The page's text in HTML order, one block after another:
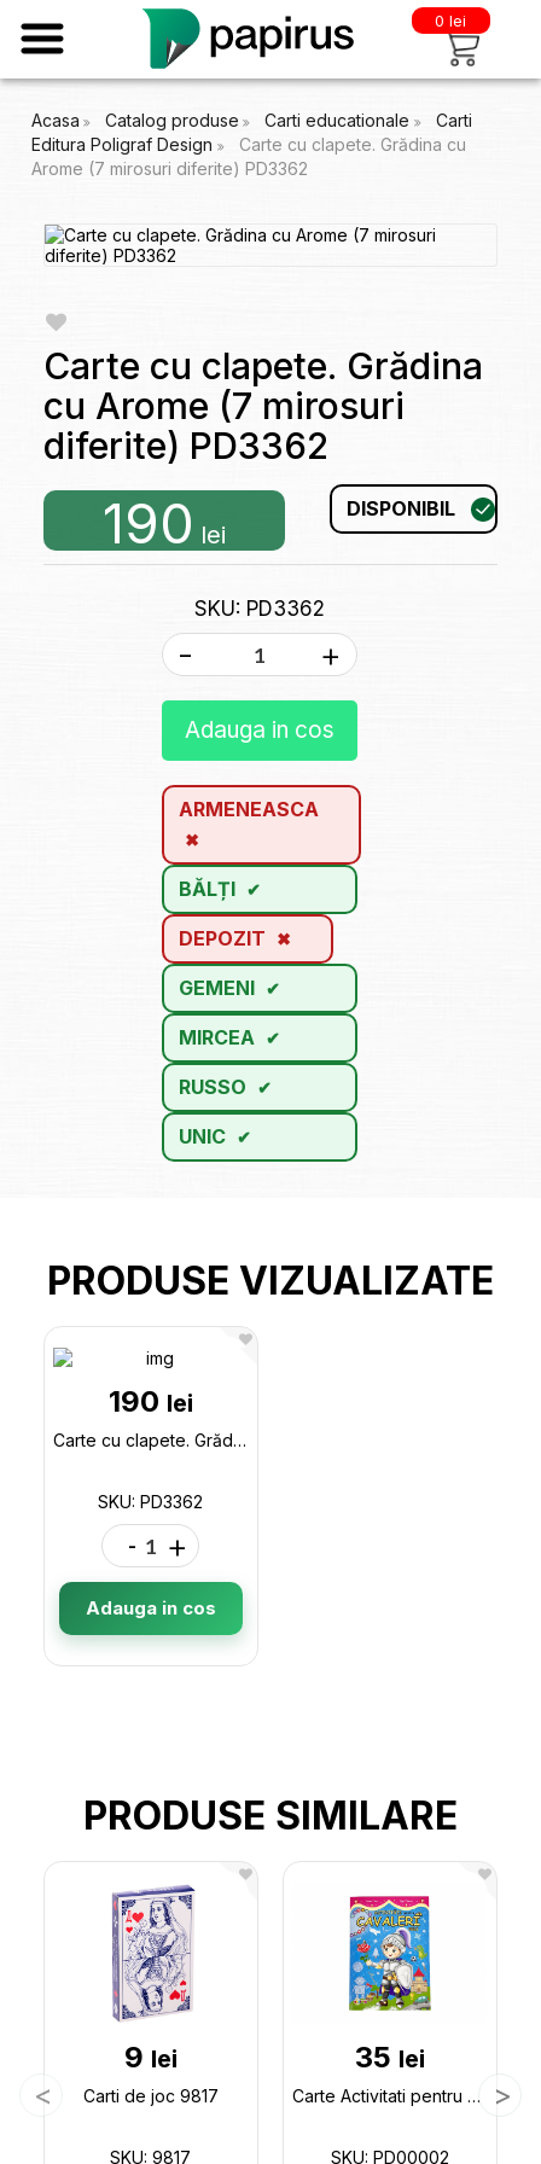
0 lei
Acasa Catalog produse Carti educationale
Carti
Editura Poligraf Design
Carte cu clapete. Grădina cu
Arome (7 mirosuri diferite) PD3362
Carte cu clapete. Grădina
cu Arome (7 mirosuri
diferite) PD3362
190 lei
DISPONIBIL
SKU: PD3362
- +
Adauga in cos
ARMENEASCA
BĂLȚI
DEPOZIT
GEMENI
MIRCEA
RUSSO
UNIC
PRODUSE VIZUALIZATE
190 lei
Carte cu clapete. Grădina cu Arome (7 mirosuri diferite) PD3362
SKU: PD3362
- +
Adauga in cos
PRODUSE SIMILARE
9 lei
Carti de joc 9817
SKU: 9817
35 lei
Carte Activitati pentru cavaleri mici PD00002
SKU: PD00002